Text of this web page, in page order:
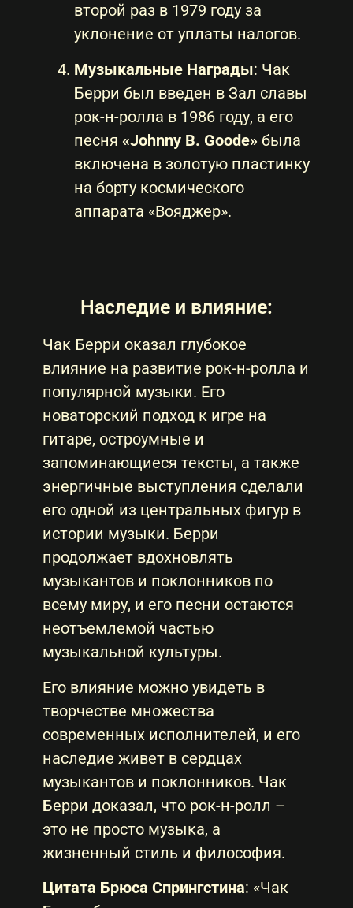
второй раз в 1979 году за
уклонение от уплаты налогов.
Музыкальные Награды: Чак
Берри был введен в Зал славы
рок-н-ролла в 1986 году, а его
песня «Johnny B. Goode» была
включена в золотую пластинку
на борту космического
аппарата «Вояджер».
Наследие и влияние:
Чак Берри оказал глубокое
влияние на развитие рок-н-ролла и
популярной музыки. Его
новаторский подход к игре на
гитаре, остроумные и
запоминающиеся тексты, а также
энергичные выступления сделали
его одной из центральных фигур в
истории музыки. Берри
продолжает вдохновлять
музыкантов и поклонников по
всему миру, и его песни остаются
неотъемлемой частью
музыкальной культуры.
Его влияние можно увидеть в
творчестве множества
современных исполнителей, и его
наследие живет в сердцах
музыкантов и поклонников. Чак
Берри доказал, что рок-н-ролл –
это не просто музыка, а
жизненный стиль и философия.
Цитата Брюса Спрингстина: «Чак